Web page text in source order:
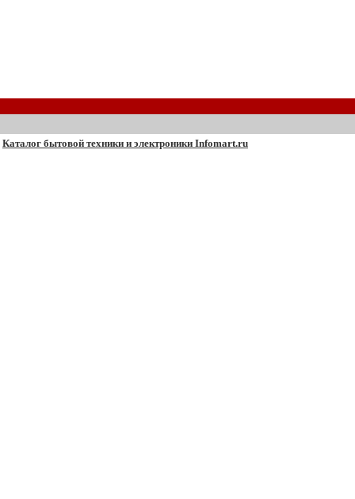
Каталог бытовой техники и электроники Infomart.ru